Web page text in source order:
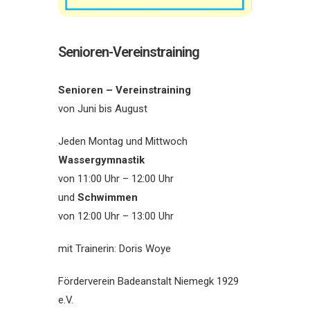
Senioren-Vereinstraining
Senioren – Vereinstraining
von Juni bis August
Jeden Montag und Mittwoch
Wassergymnastik
von 11:00 Uhr – 12:00 Uhr
und Schwimmen
von 12:00 Uhr – 13:00 Uhr
mit Trainerin: Doris Woye
Förderverein Badeanstalt Niemegk 1929
e.V.